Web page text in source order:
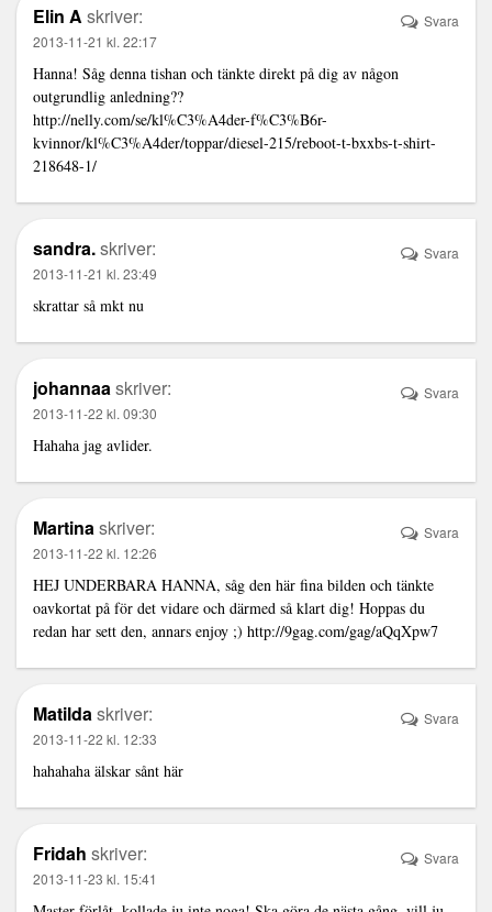
Elin A skriver:
2013-11-21 kl. 22:17
Hanna! Såg denna tishan och tänkte direkt på dig av någon
outgrundlig anledning??
http://nelly.com/se/kl%C3%A4der-f%C3%B6r-
kvinnor/kl%C3%A4der/toppar/diesel-215/reboot-t-bxxbs-t-shirt-
218648-1/
Svara
sandra.skriver:
2013-11-21 kl. 23:49
skrattar så mkt nu
Svara
johannaaskriver:
2013-11-22 kl. 09:30
Hahaha jag avlider.
Svara
Martinaskriver:
2013-11-22 kl. 12:26
HEJ UNDERBARA HANNA, såg den här fina bilden och tänkte
oavkortat på för det vidare och därmed så klart dig! Hoppas du
redan har sett den, annars enjoy ;) http://9gag.com/gag/aQqXpw7
Svara
Matildaskriver:
2013-11-22 kl. 12:33
hahahaha älskar sånt här
Svara
Fridah skriver:
2013-11-23 kl. 15:41
Svara